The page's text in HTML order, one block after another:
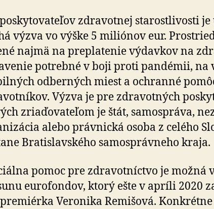
zdravotnej starostlivosti je
výzva vo výške 5 miliónov eur.
najmä na preplatenie výdavkov na
potrebné v boji proti pandémii, na
odberných miest a ochranné
Výzva je pre zdravotných
zriaďovateľom je štát, samospráva,
alebo právnická osoba z celého
Bratislavského samosprávneho kraja.
pomoc pre zdravotníctvo je možná
eurofondov, ktorý ešte v apríli 2020
Veronika Remišová. Konkrétne